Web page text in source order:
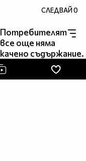
СЛЕДВАЙ0
Потребителят
все още няма
качено съдържание.